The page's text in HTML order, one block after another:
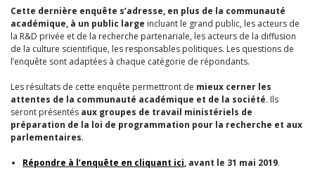
Cette dernière enquête s’adresse, en plus de la communauté
académique, à un public large incluant le grand public, les acteurs de
la R&D privée et de la recherche partenariale, les acteurs de la diffusion
de la culture scientifique, les responsables politiques. Les questions de
l’enquête sont adaptées à chaque catégorie de répondants.
Les résultats de cette enquête permettront de mieux cerner les
attentes de la communauté académique et de la société. Ils
seront présentés aux groupes de travail ministériels de
préparation de la loi de programmation pour la recherche et aux
parlementaires.
Répondre à l’enquête en cliquant ici, avant le 31 mai 2019.